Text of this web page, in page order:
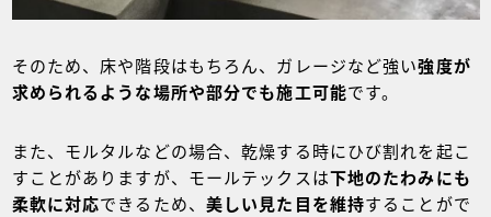
そのため、床や階段はもちろん、ガレージなど強い強度が
求められるような場所や部分でも施工可能です。
また、モルタルなどの場合、乾燥する時にひび割れを起こ
すことがありますが、モールテックスは下地のたわみにも
柔軟に対応できるため、 美しい見た目を維持することがで